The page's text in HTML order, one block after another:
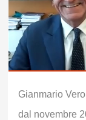
Gianmario
dal novembre